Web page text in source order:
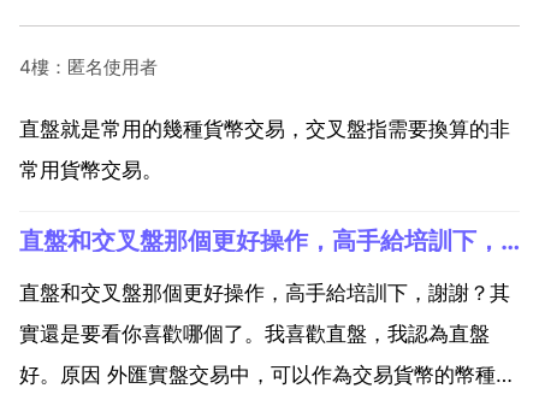
4樓：匿名使用者
直盤就是常用的幾種貨幣交易，交叉盤指需要換算的非
常用貨幣交易。
直盤和交叉盤那個更好操作，高手給培訓下，謝謝？
直盤和交叉盤那個更好操作，高手給培訓下，謝謝？其
實還是要看你喜歡哪個了。我喜歡直盤，我認為直盤
好。原因 外匯實盤交易中，可以作為交易貨幣的幣種有